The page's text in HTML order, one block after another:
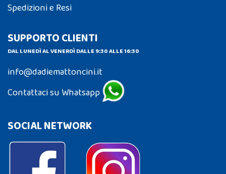
Spedizioni e Resi
SUPPORTO CLIENTI
DAL LUNEDÌ AL VENERDÌ DALLE 9:30 ALLE 16:30
info@dadiemattoncini.it
Contattaci su Whatsapp
SOCIAL NETWORK